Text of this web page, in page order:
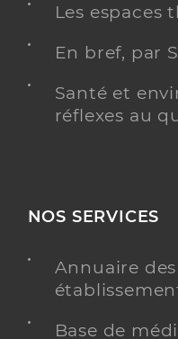
Les espaces
En bref, par
Santé et
réflexes au
NOS SERVICES
Annuaire
Base de